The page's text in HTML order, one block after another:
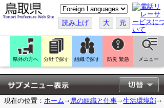
こ
の
ペ
ー
ジ
翻
訳
す
る
読み上げ 大 元
県外の方へ 分野で探す 組織で探す 防災 緊急 メニュー
現在の位置： ホーム 県の組織と仕事
生活環境部